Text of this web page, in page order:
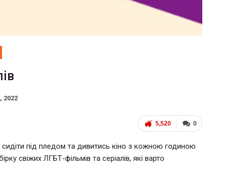
2022
0
5,520
під пледом та дивитись кіно з кожною годиною
свіжих ЛГБТ-фільмів та серіалів, які варто